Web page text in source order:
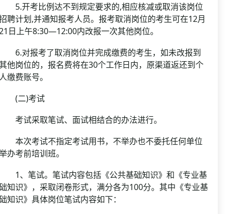
开考比例达不到规定要求的,相应核减或取消该岗位
聘计划,并通知报考人员。报考取消岗位的考生可在12月
日上午8:30—12:00内改报一次其他岗位。
对报考了取消岗位并完成缴费的考生，如未改报到
他岗位的，报名费将在30个工作日内，原渠道返还到个
缴费账号。
二)考试
试采取笔试、面试相结合的办法进行。
次考试不指定考试用书，不举办也不委托任何单位
办考前培训班。
、笔试。笔试内容包括《公共基础知识》和《专业基
知识》，采取闭卷形式，满分各为100分。其中《专业基
知识》具体岗位笔试内容如下：